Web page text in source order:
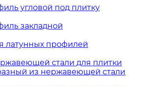
угловой под плитку
закладной
латунных профилей
стали для плитки
из нержавеющей стали